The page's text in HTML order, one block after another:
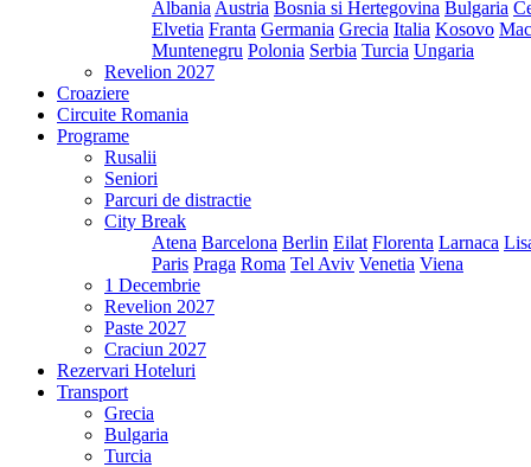
Albania Austria Bosnia si Hertegovina Bulgaria
Elvetia Franta Germania Grecia Italia Kosovo
Muntenegru Polonia Serbia Turcia Ungaria
Revelion 2027
Croaziere
Circuite Romania
Programe
Rusalii
Seniori
Parcuri de distractie
City Break
Atena Barcelona Berlin Eilat Florenta Larnaca
Paris Praga Roma Tel Aviv Venetia Viena
1 Decembrie
Revelion 2027
Paste 2027
Craciun 2027
Rezervari Hoteluri
Transport
Grecia
Bulgaria
Turcia